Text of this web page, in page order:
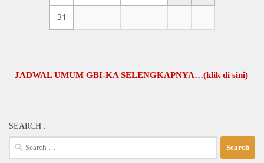
31
UMUM GBI-KA SELENGKAPNYA…(klik di sini)
SEARCH :
Search
for: